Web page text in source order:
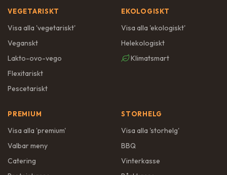
VEGETARISKT
Visa alla 'vegetariskt'
Veganskt
Lakto-ovo-vego
Flexitariskt
Pescetariskt
EKOLOGISKT
Visa alla 'ekologiskt'
Helekologiskt
Klimatsmart
PREMIUM
Visa alla 'premium'
Valbar meny
Catering
STORHELG
Visa alla 'storhelg'
BBQ
Vinterkasse